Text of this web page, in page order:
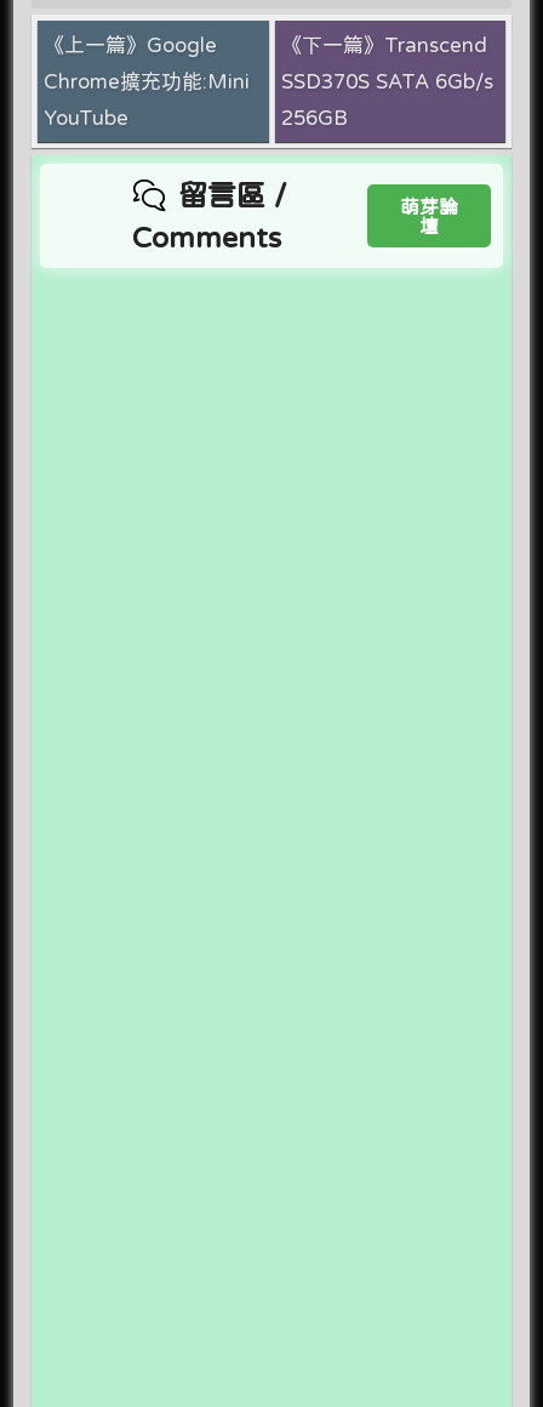
《上一篇》Google
Chrome擴充功能:Mini
YouTube
《下一篇》Transcend
SSD370S SATA 6Gb/s
256GB
留言區 /
Comments
萌芽論
壇